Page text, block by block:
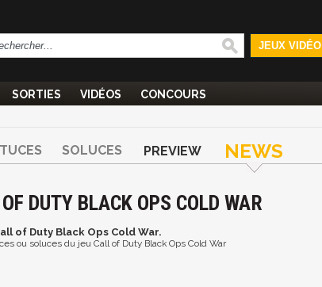
JEUX VIDÉO
SORTIES VIDÉOS CONCOURS
SOLUCES PREVIEW NEWS
DUTY BLACK OPS COLD WAR
of Duty Black Ops Cold War.
ou soluces du jeu Call of Duty Black Ops Cold War